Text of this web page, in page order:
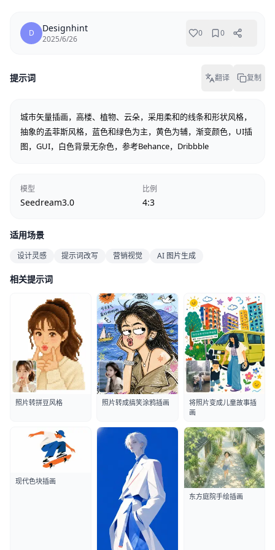
D Designhint
2025/6/26
0 0
提示词 翻译 复制
城市矢量插画，高楼、植物、云朵，采用柔和的线条和形状风格，
抽象的孟菲斯风格，蓝色和绿色为主，黄色为辅，渐变颜色，UI插
图，GUI，白色背景无杂色，参考Behance，Dribbble
模型
Seedream3.0
比例
4:3
适用场景
设计灵感 提示词改写 营销视觉 AI 图片生成
相关提示词
照片转拼豆风格 照片转成搞笑涂鸦插画
将照片变成儿童故事插
画
现代色块插画
东方庭院手绘插画